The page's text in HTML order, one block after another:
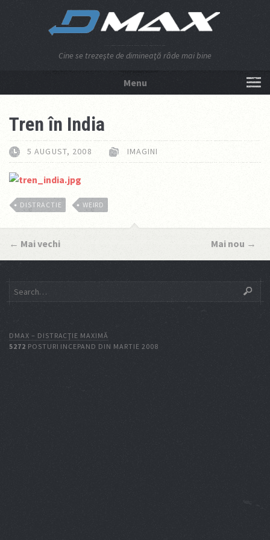
Cine se trezeşte de dimineaţă râde mai bine
Menu
Tren în India
5 AUGUST, 2008 IMAGINI
DISTRACTIE WEIRD
← Mai vechi Mai nou →
DMAX – DISTRACŢIE MAXIMĂ
5272 POSTURI INCEPAND DIN MARTIE 2008